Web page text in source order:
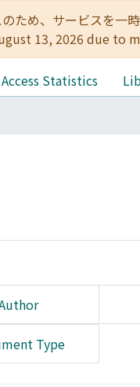
ため、サービスを
13, 2026 due to
Access Statistics
Type